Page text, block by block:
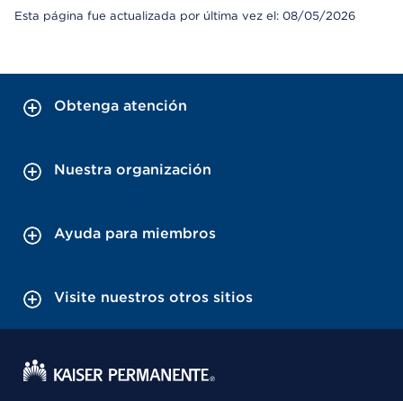
Esta página fue actualizada por última vez el: 08/05/2026
Obtenga atención
Nuestra organización
Ayuda para miembros
Visite nuestros otros sitios